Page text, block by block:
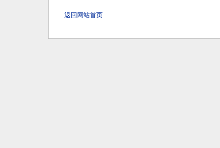
返回网站首页